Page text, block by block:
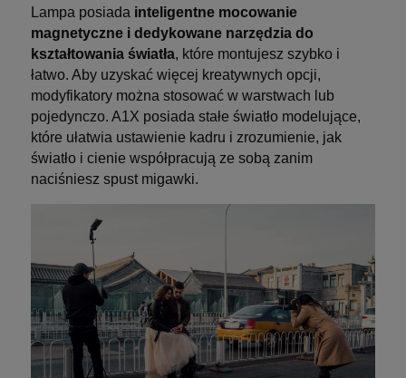
Lampa posiada inteligentne mocowanie
magnetyczne i dedykowane narzędzia do
kształtowania światła, które montujesz szybko i
łatwo. Aby uzyskać więcej kreatywnych opcji,
modyfikatory można stosować w warstwach lub
pojedynczo. A1X posiada stałe światło modelujące,
które ułatwia ustawienie kadru i zrozumienie, jak
światło i cienie współpracują ze sobą zanim
naciśniesz spust migawki.